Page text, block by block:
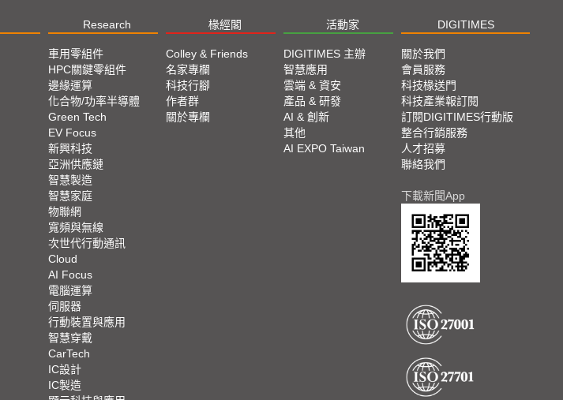
Research 椽經閣 活動家 DIGITIMES
車用零組件
HPC關鍵零組件
邊緣運算
化合物/功率半導體
Green Tech
EV Focus
新興科技
亞洲供應鏈
智慧製造
智慧家庭
物聯網
寬頻與無線
次世代行動通訊
Cloud
AI Focus
電腦運算
伺服器
行動裝置與應用
智慧穿戴
CarTech
IC設計
IC製造
Colley & Friends
名家專欄
科技行腳
作者群
關於專欄
DIGITIMES 主辦
智慧應用
雲端 & 資安
產品 & 研發
AI & 創新
其他
AI EXPO Taiwan
關於我們
會員服務
科技椽送門
科技產業報訂閱
訂閱DIGITIMES行動版
整合行銷服務
人才招募
聯絡我們
下載新聞App